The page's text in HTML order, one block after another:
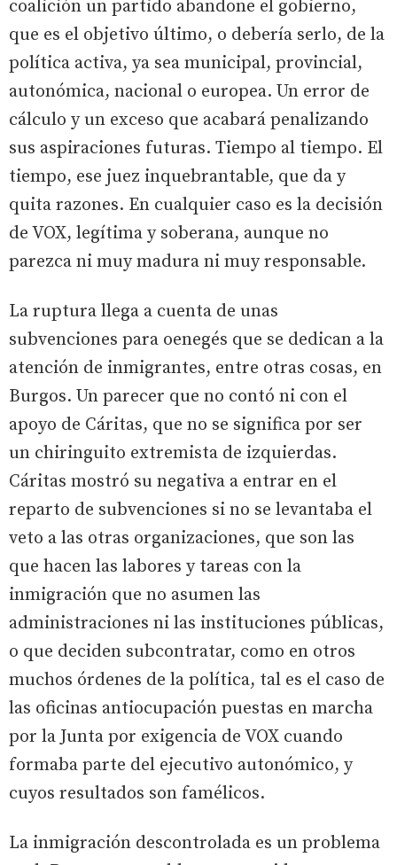
coalición un partido abandone el gobierno,
que es el objetivo último, o debería serlo, de la
política activa, ya sea municipal, provincial,
autonómica, nacional o europea. Un error de
cálculo y un exceso que acabará penalizando
sus aspiraciones futuras. Tiempo al tiempo. El
tiempo, ese juez inquebrantable, que da y
quita razones. En cualquier caso es la decisión
de VOX, legítima y soberana, aunque no
parezca ni muy madura ni muy responsable.
La ruptura llega a cuenta de unas
subvenciones para oenegés que se dedican a la
atención de inmigrantes, entre otras cosas, en
Burgos. Un parecer que no contó ni con el
apoyo de Cáritas, que no se significa por ser
un chiringuito extremista de izquierdas.
Cáritas mostró su negativa a entrar en el
reparto de subvenciones si no se levantaba el
veto a las otras organizaciones, que son las
que hacen las labores y tareas con la
inmigración que no asumen las
administraciones ni las instituciones públicas,
o que deciden subcontratar, como en otros
muchos órdenes de la política, tal es el caso de
las oficinas antiocupación puestas en marcha
por la Junta por exigencia de VOX cuando
formaba parte del ejecutivo autonómico, y
cuyos resultados son famélicos.
La inmigración descontrolada es un problema